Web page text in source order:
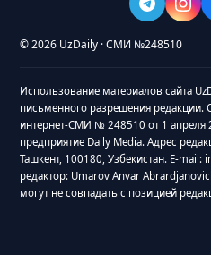
© 2026 UzDaily · СМИ №248510
Использование материалов сайта
письменного разрешения редакции.
интернет-СМИ № 248510 от 1 апреля
предприятие Daily Media. Адрес
Ташкент, 100180, Узбекистан. E-mail:
редактор: Umarov Anvar
могут не совпадать с позицией